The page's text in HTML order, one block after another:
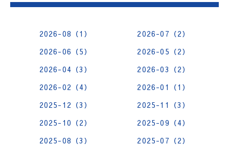
2026-08（1）
2026-07（2）
2026-06（5）
2026-05（2）
2026-04（3）
2026-03（2）
2026-02（4）
2026-01（1）
2025-12（3）
2025-11（3）
2025-10（2）
2025-09（4）
2025-08（3）
2025-07（2）